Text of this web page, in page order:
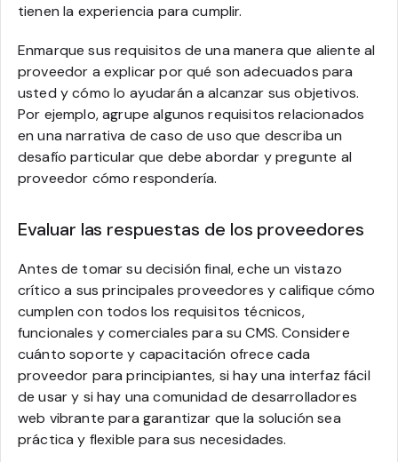
tienen la experiencia para cumplir.
Enmarque sus requisitos de una manera que aliente al
proveedor a explicar por qué son adecuados para
usted y cómo lo ayudarán a alcanzar sus objetivos.
Por ejemplo, agrupe algunos requisitos relacionados
en una narrativa de caso de uso que describa un
desafío particular que debe abordar y pregunte al
proveedor cómo respondería.
Evaluar las respuestas de los proveedores
Antes de tomar su decisión final, eche un vistazo
crítico a sus principales proveedores y califique cómo
cumplen con todos los requisitos técnicos,
funcionales y comerciales para su CMS. Considere
cuánto soporte y capacitación ofrece cada
proveedor para principiantes, si hay una interfaz fácil
de usar y si hay una comunidad de desarrolladores
web vibrante para garantizar que la solución sea
práctica y flexible para sus necesidades.